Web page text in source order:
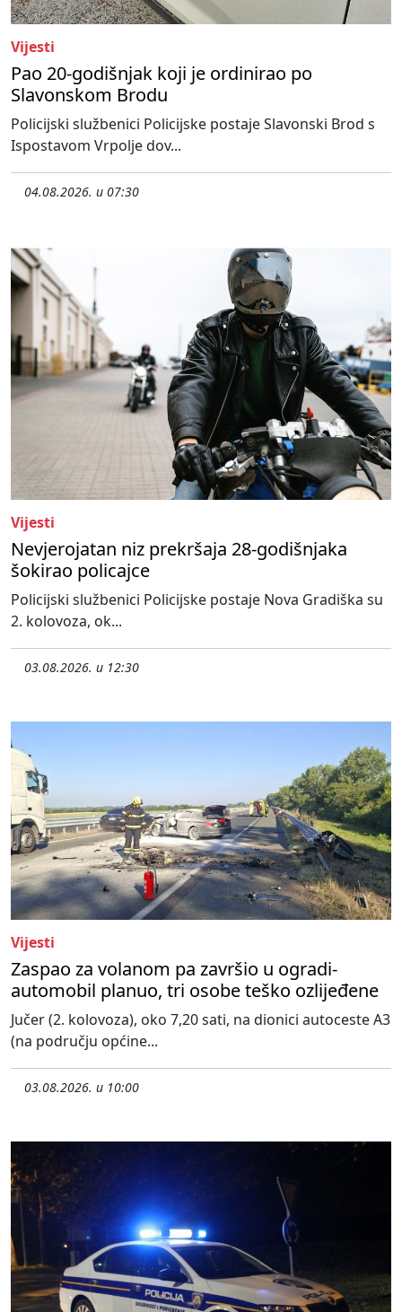
Vijesti
Pao 20-godišnjak koji je ordinirao po
Slavonskom Brodu
Policijski službenici Policijske postaje Slavonski Brod s
Ispostavom Vrpolje dov...
04.08.2026. u 07:30
Vijesti
Nevjerojatan niz prekršaja 28-godišnjaka
šokirao policajce
Policijski službenici Policijske postaje Nova Gradiška su
2. kolovoza, ok...
03.08.2026. u 12:30
Vijesti
Zaspao za volanom pa završio u ogradi-
automobil planuo, tri osobe teško ozlijeđene
Jučer (2. kolovoza), oko 7,20 sati, na dionici autoceste A3
(na području općine...
03.08.2026. u 10:00